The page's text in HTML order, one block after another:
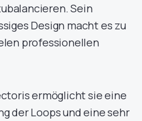
Sein
Design macht es zu
professionellen
ermöglicht sie eine
der Loops und eine sehr